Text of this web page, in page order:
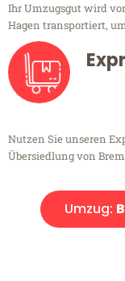
Ihr Umzugsgut wird
Hagen transportiert,
Nutzen Sie unseren
Übersiedlung von
Umzug: